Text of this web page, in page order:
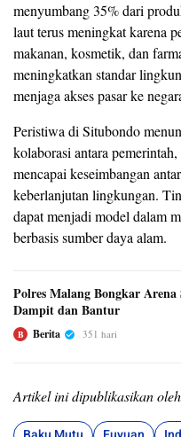
menyumbang 35% dari
laut terus meningkat karena
makanan, kosmetik, dan
meningkatkan standar
menjaga akses pasar ke
Peristiwa di Situbondo
kolaborasi antara
mencapai keseimbangan
keberlanjutan lingkungan.
dapat menjadi model dalam
berbasis sumber daya alam.
Polres Malang Bongkar
Dampit dan Bantur
B Berita 351 hari
Artikel ini dipublikasikan oleh